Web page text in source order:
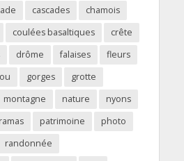
cascades
chamois
coulées basaltiques
crête
drôme falaises
fleurs
gorges
grotte
montagne nature
nyons
patrimoine
photo
randonnée